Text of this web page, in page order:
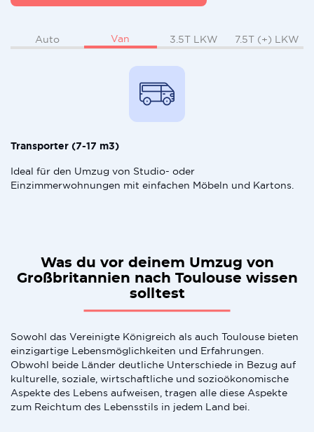
Auto Van 3.5T LKW 7.5T (+) LKW
Transporter (7-17 m3)
Ideal für den Umzug von Studio- oder
Einzimmerwohnungen mit einfachen Möbeln und Kartons.
Was du vor deinem Umzug von
Großbritannien nach Toulouse wissen
solltest
Sowohl das Vereinigte Königreich als auch Toulouse bieten
einzigartige Lebensmöglichkeiten und Erfahrungen.
Obwohl beide Länder deutliche Unterschiede in Bezug auf
kulturelle, soziale, wirtschaftliche und sozioökonomische
Aspekte des Lebens aufweisen, tragen alle diese Aspekte
zum Reichtum des Lebensstils in jedem Land bei.